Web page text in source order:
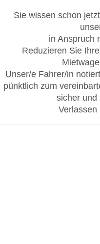
Sie wissen schon
in Anspruch
Reduzieren Sie
Unser/e Fahrer/in
pünktlich zum
sicher und
Verlassen